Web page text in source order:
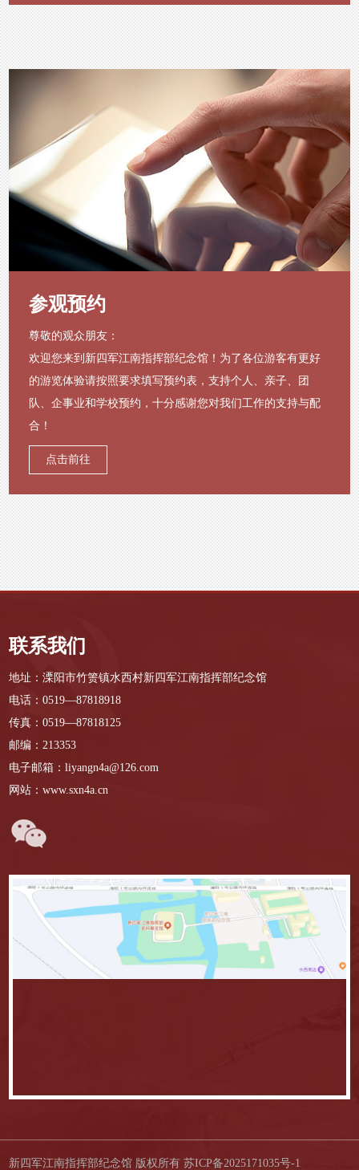
参观预约
尊敬的观众朋友：
欢迎您来到新四军江南指挥部纪念馆！为了各位游客有更好
的游览体验请按照要求填写预约表，支持个人、亲子、团
队、企事业和学校预约，十分感谢您对我们工作的支持与配
合！
点击前往
联系我们
地址：溧阳市竹箦镇水西村新四军江南指挥部纪念馆
电话：0519—87818918
传真：0519—87818125
邮编：213353
电子邮箱：liyangn4a@126.com
网站：www.sxn4a.cn
新四军江南指挥部纪念馆 版权所有苏ICP备2025171035号-1